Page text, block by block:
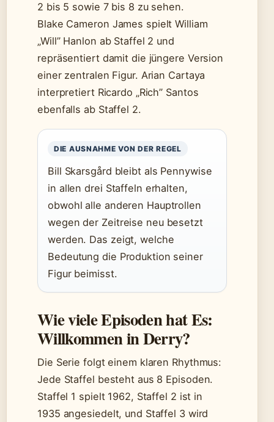
2 bis 5 sowie 7 bis 8 zu sehen.
Blake Cameron James spielt William
„Will” Hanlon ab Staffel 2 und
repräsentiert damit die jüngere Version
einer zentralen Figur. Arian Cartaya
interpretiert Ricardo „Rich” Santos
ebenfalls ab Staffel 2.
DIE AUSNAHME VON DER REGEL
Bill Skarsgård bleibt als Pennywise
in allen drei Staffeln erhalten,
obwohl alle anderen Hauptrollen
wegen der Zeitreise neu besetzt
werden. Das zeigt, welche
Bedeutung die Produktion seiner
Figur beimisst.
Wie viele Episoden hat Es:
Willkommen in Derry?
Die Serie folgt einem klaren Rhythmus:
Jede Staffel besteht aus 8 Episoden.
Staffel 1 spielt 1962, Staffel 2 ist in
1935 angesiedelt, und Staffel 3 wird